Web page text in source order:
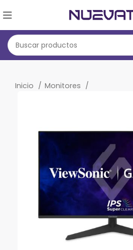
Inicio Monitores